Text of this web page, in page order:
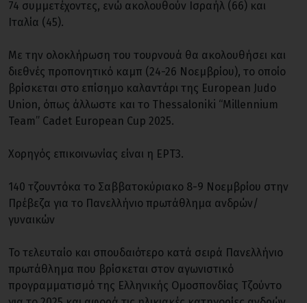
74 συμμετέχοντες, ενώ ακολουθούν Ισραήλ (66) και
Ιταλία (45).
Με την ολοκλήρωση του τουρνουά θα ακολουθήσει και
διεθνές προπονητικό καμπ (24-26 Νοεμβρίου), το οποίο
βρίσκεται στο επίσημο καλαντάρι της European Judo
Union, όπως άλλωστε και το Thessaloniki “Millennium
Team” Cadet European Cup 2025.
Χορηγός επικοινωνίας είναι η ΕΡΤ3.
140 τζουντόκα το Σαββατοκύριακο 8-9 Νοεμβρίου στην
Πρέβεζα για το Πανελλήνιο πρωτάθλημα ανδρών/
γυναικών
Το τελευταίο και σπουδαιότερο κατά σειρά Πανελλήνιο
πρωτάθλημα που βρίσκεται στον αγωνιστικό
προγραμματισμό της Ελληνικής Ομοσπονδίας Τζούντο